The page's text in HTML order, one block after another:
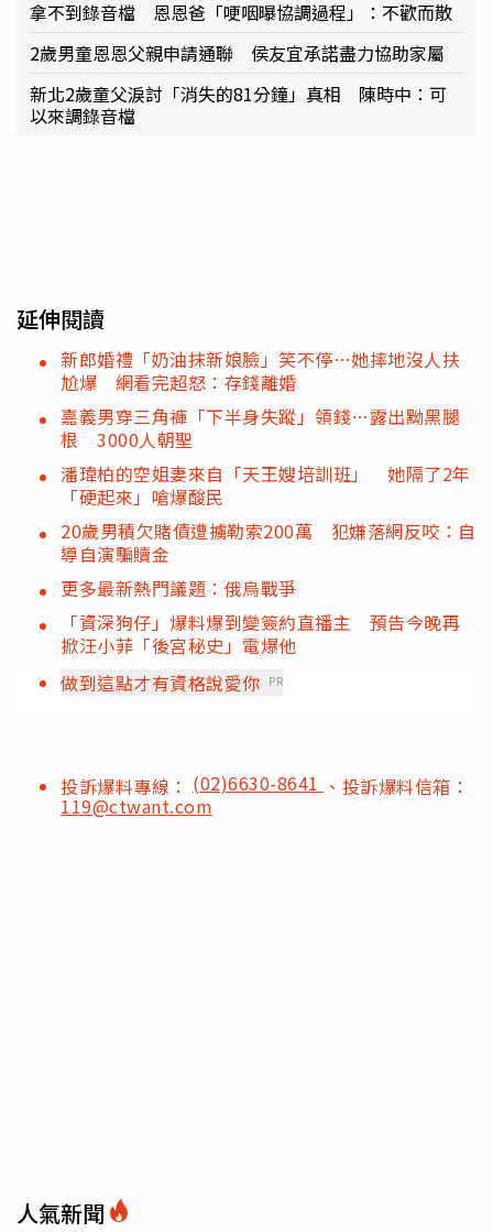
拿不到錄音檔 恩恩爸「哽咽曝協調過程」：不歡而散
2歲男童恩恩父親申請通聯 侯友宜承諾盡力協助家屬
新北2歲童父淚討「消失的81分鐘」真相 陳時中：可
以來調錄音檔
延伸閱讀
新郎婚禮「奶油抹新娘臉」笑不停…她摔地沒人扶
尬爆 網看完超怒：存錢離婚
嘉義男穿三角褲「下半身失蹤」領錢…露出黝黑腿
根 3000人朝聖
潘瑋柏的空姐妻來自「天王嫂培訓班」 她隔了2年
「硬起來」嗆爆酸民
20歲男積欠賭債遭擄勒索200萬 犯嫌落網反咬：自
導自演騙贖金
更多最新熱門議題：俄烏戰爭
「資深狗仔」爆料爆到變簽約直播主 預告今晚再
掀汪小菲「後宮秘史」電爆他
做到這點才有資格說愛你 PR
投訴爆料專線： (02)6630-8641 、投訴爆料信箱：
119@ctwant.com
人氣新聞